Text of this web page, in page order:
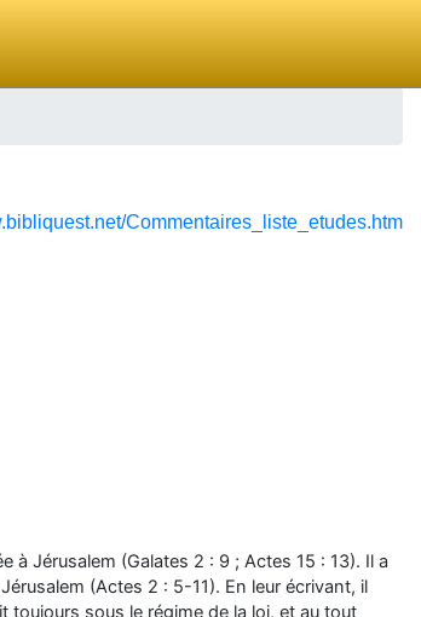
Commentaires_liste_etudes.htm
à Jérusalem (Galates 2 : 9 ; Actes 15 : 13). Il a
(Actes 2 : 5-11). En leur écrivant, il
toujours sous le régime de la loi, et au tout